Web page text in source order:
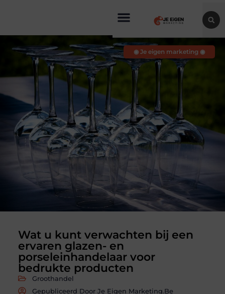
Wat u kunt verwachten bij een
ervaren glazen- en
porseleinhandelaar voor
bedrukte producten
Groothandel
Gepubliceerd Door Je Eigen Marketing.be
◉ Je eigen marketing ◉